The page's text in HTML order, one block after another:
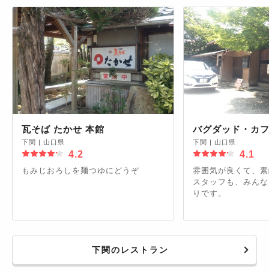
瓦そば たかせ 本館
下関 | 山口県
4.2
もみじおろしを麺つゆにどうぞ
バグダッド・カ
下関 | 山口県
4.1
雰囲気が良くて、
スタッフも、みん
りです。
下関のレストラン